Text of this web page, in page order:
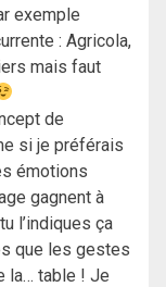
exemple
: Agricola,
mais faut
de
si je préférais
émotions
gagnent à
l’indiques ça
que les gestes
la… table ! Je